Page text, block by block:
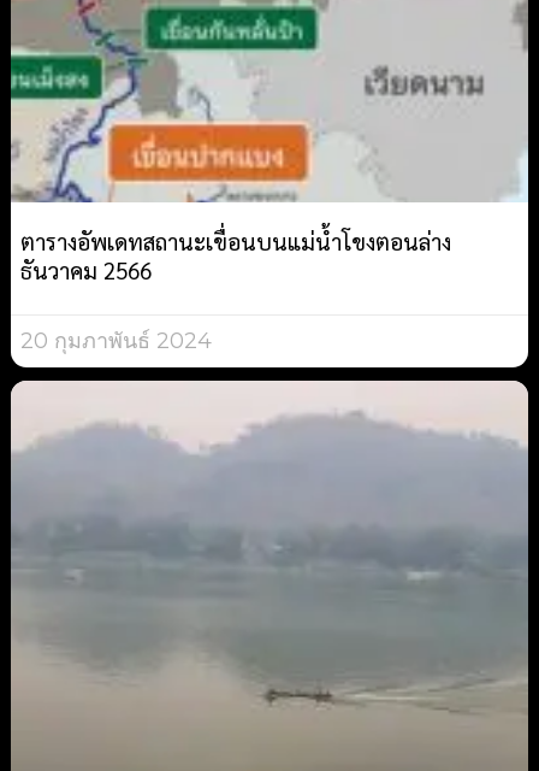
ตารางอัพเดทสถานะเขื่อนบนแม่น้ำโขงตอนล่าง
ธันวาคม 2566
20 กุมภาพันธ์ 2024